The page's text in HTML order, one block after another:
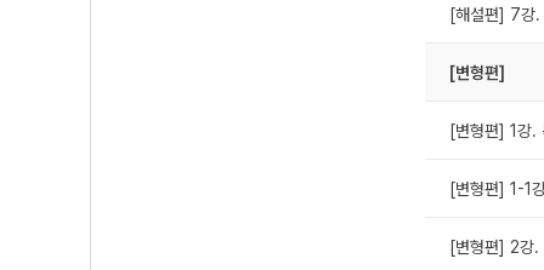
[해설편] 7
[변형편]
[변형편] 1강.
[변형편] 1-1
[변형편] 2강